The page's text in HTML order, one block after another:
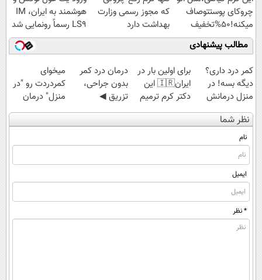
چروکای پوستتوصاف
میکنه!50%تخفیف
که مجوز رسمی وزارت
بهداشت دارد
هوشمند به ایران، IM
LS9 رسماً رونمایی شد
مطالب پیشنهادی
کمر درد داری؟
دیگه بسه! در
منزل درمانش
کن
(◀پرسش‌نامه)
برای اولین بار در
ایران🇮🇷 این
دکتر کرم ترمیم
کننده 23 روزه
ساخت!
درمان درد کمر
بدون جراحی،
تزریق ◀
پرسش‌نامه رو پر
کن ▶
میخوای
کمردردت رو "در
منزل" درمان
کنی؟ (◂فیلم +
◂پرسش‌نامه)
نظر شما
نام
ایمیل
* نظر